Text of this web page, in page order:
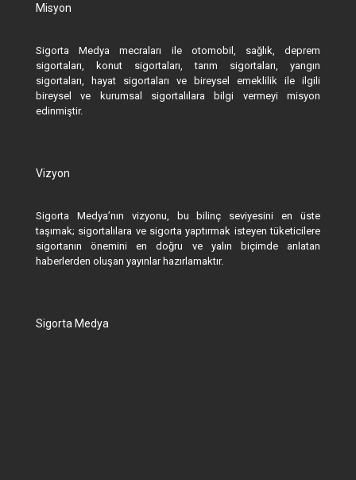
Misyon
Sigorta Medya mecraları ile otomobil, sağlık, deprem
sigortaları, konut sigortaları, tarım sigortaları, yangın
sigortaları, hayat sigortaları ve bireysel emeklilik ile ilgili
bireysel ve kurumsal sigortalılara bilgi vermeyi misyon
edinmiştir.
Vizyon
Sigorta Medya’nın vizyonu, bu bilinç seviyesini en üste
taşımak; sigortalılara ve sigorta yaptırmak isteyen tüketicilere
sigortanın önemini en doğru ve yalın biçimde anlatan
haberlerden oluşan yayınlar hazırlamaktır.
Sigorta Medya